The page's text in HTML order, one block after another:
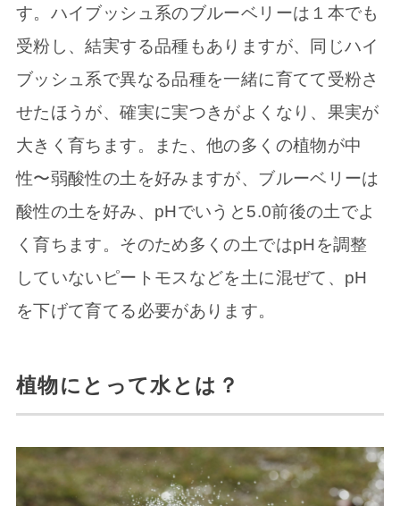
す。ハイブッシュ系のブルーベリーは１本でも
受粉し、結実する品種もありますが、同じハイ
ブッシュ系で異なる品種を一緒に育てて受粉さ
せたほうが、確実に実つきがよくなり、果実が
大きく育ちます。また、他の多くの植物が中
性〜弱酸性の土を好みますが、ブルーベリーは
酸性の土を好み、pHでいうと5.0前後の土でよ
く育ちます。そのため多くの土ではpHを調整
していないピートモスなどを土に混ぜて、pH
を下げて育てる必要があります。
植物にとって水とは？